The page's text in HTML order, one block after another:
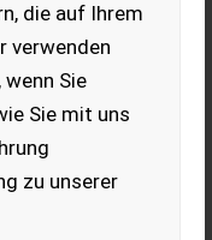
die auf Ihrem
verwenden
Sie
Sie mit uns
zu unserer
Modulo 2
Pumpe - starke
- beste
und
des